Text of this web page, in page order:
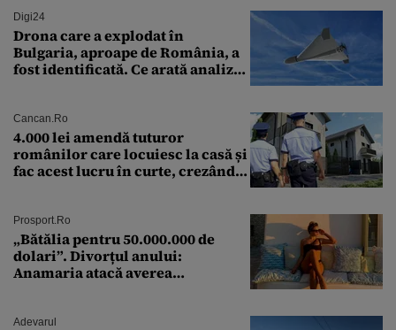
Digi24
Drona care a explodat în
Bulgaria, aproape de România, a
fost identificată. Ce arată analiza
Cancan.ro
4.000 lei amendă tuturor
românilor care locuiesc la casă și
fac acest lucru în curte, crezând
Prosport.ro
„Bătălia pentru 50.000.000 de
dolari”. Divorțul anului:
Anamaria atacă averea
Adevarul